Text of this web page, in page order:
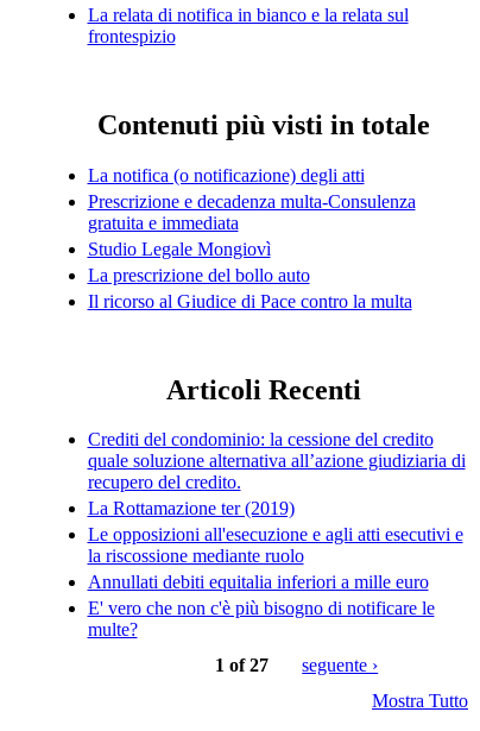
La relata di notifica in bianco e la relata sul
frontespizio
Contenuti più visti in totale
La notifica (o notificazione) degli atti
Prescrizione e decadenza multa-Consulenza
gratuita e immediata
Studio Legale Mongiovì
La prescrizione del bollo auto
Il ricorso al Giudice di Pace contro la multa
Articoli Recenti
Crediti del condominio: la cessione del credito
quale soluzione alternativa all’azione giudiziaria di
recupero del credito.
La Rottamazione ter (2019)
Le opposizioni all'esecuzione e agli atti esecutivi e
la riscossione mediante ruolo
Annullati debiti equitalia inferiori a mille euro
E' vero che non c'è più bisogno di notificare le
multe?
1 of 27
seguente ›
Mostra Tutto